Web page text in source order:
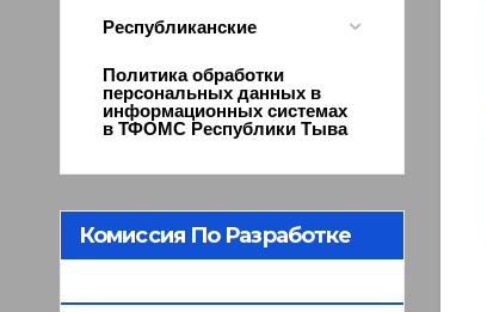
Республиканские
Политика обработки
персональных данных в
информационных системах
в ТФОМС Республики Тыва
Комиссия По Разработке